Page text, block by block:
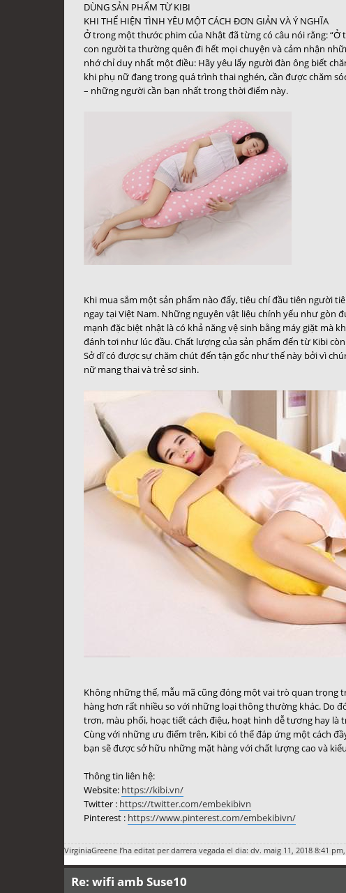
DÙNG SẢN PHẨM TỪ KIBI
KHI THỂ HIỆN TÌNH YÊU MỘT CÁCH ĐƠN GIẢN VÀ Ý NGHĨA
Ở trong một thước phim của Nhật đã từng có câu nói rằng:
con người ta thường quên đi hết mọi chuyện và cảm nhận
nhớ chỉ duy nhất một điều: Hãy yêu lấy người đàn ông biết
khi phụ nữ đang trong quá trình thai nghén, cần được chăm
– những người cần bạn nhất trong thời điểm này.
Khi mua sắm một sản phẩm nào đấy, tiêu chí đầu tiên người
ngay tại Việt Nam. Những nguyên vật liệu chính yếu như gòn
mạnh đặc biệt nhật là có khả năng vệ sinh bằng máy giặt mà
đánh tơi như lúc đầu. Chất lượng của sản phẩm đến từ Kibi
Sở dĩ có được sự chăm chút đến tận gốc như thế này bởi vì
nữ mang thai và trẻ sơ sinh.
Không những thế, mẫu mã cũng đóng một vai trò quan trọng
hàng hơn rất nhiều so với những loại thông thường khác. Do
trơn, màu phối, hoạc tiết cách điệu, hoạt hình dễ tương hay là
Cùng với những ưu điểm trên, Kibi có thể đáp ứng một cách
bạn sẽ được sở hữu những mặt hàng với chất lượng cao và
Thông tin liên hệ:
Website: https://kibi.vn/
Twitter : https://twitter.com/embekibivn
Pinterest : https://www.pinterest.com/embekibivn/
VirginiaGreene l’ha editat per darrera vegada el dia: dv. maig 11, 2018 8:41
Re: wifi amb Suse10